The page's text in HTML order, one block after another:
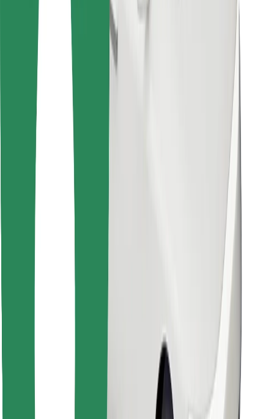
Noteikumi un nosacījumi
Sīkdatnes
Drošība
Saņem braucienu minūšu laikā!
Atrodi savas mīļākās maltītes!
Lejupielādē Bolt Food lietotni